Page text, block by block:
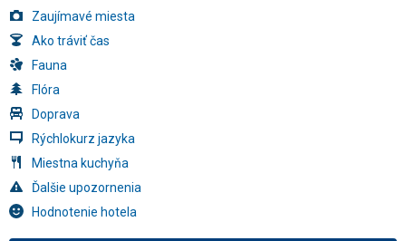
Zaujímavé miesta
Ako tráviť čas
Fauna
Flóra
Doprava
Rýchlokurz jazyka
Miestna kuchyňa
Ďalšie upozornenia
Hodnotenie hotela